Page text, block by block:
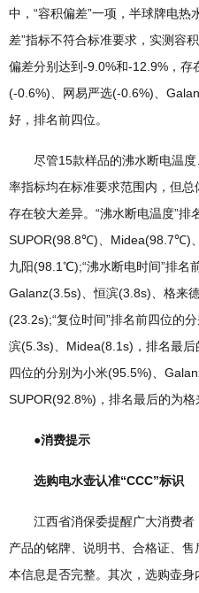
中，“容积偏差”一项，半球牌电热
差”指标不符合标准要求，实测容
偏差分别达到-9.0%和-12.9%，存
(-0.6%)、网易严选(-0.6%)、
好，排名前四位。
尽管15款样品的沸水断电温度
率指标均在标准要求范围内，但
存在较大差异。“沸水断电温度”排
SUPOR(98.8℃)、Midea(98.7℃)
九阳(98.1℃);“沸水断电时间”排名
Galanz(3.5s)、恒滨(3.8s)、格来
(23.2s);“复位时间”排名前四位的
滨(5.3s)、Midea(8.1s)，排名最
四位的分别为小米(95.5%)、
SUPOR(92.8%)，排名最后的为格
●消费提示
选购电水壶认准“CCC”标识
江西省消保委提醒广大消费者
产品的铭牌、说明书、合格证、
本信息是否完整。其次，选购壶身